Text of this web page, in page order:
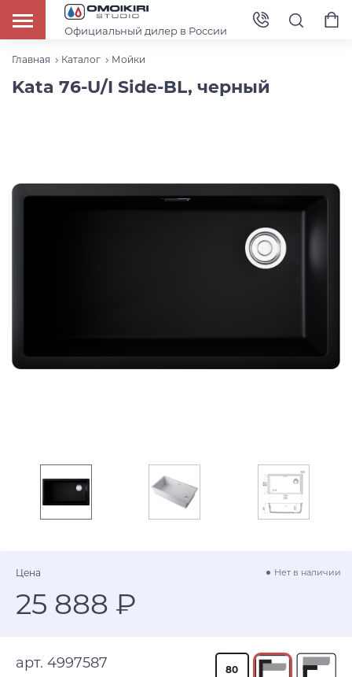
Официальный дилер в России
Главная Каталог Мойки
Kata 76-U/I Side-BL, черный
Цена Нет в наличии
25 888 ₽
арт. 4997587 80